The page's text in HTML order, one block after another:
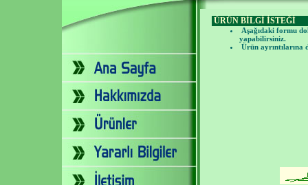
ÜRÜN BİLGİ İSTEĞİ
Aşağıdaki formu
yapabilirsiniz.
Ürün ayrıntılarına